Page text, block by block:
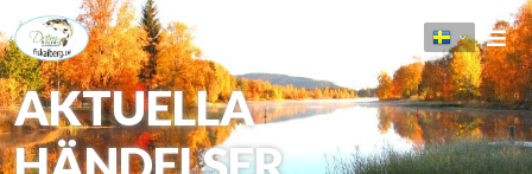
AKTUELLA